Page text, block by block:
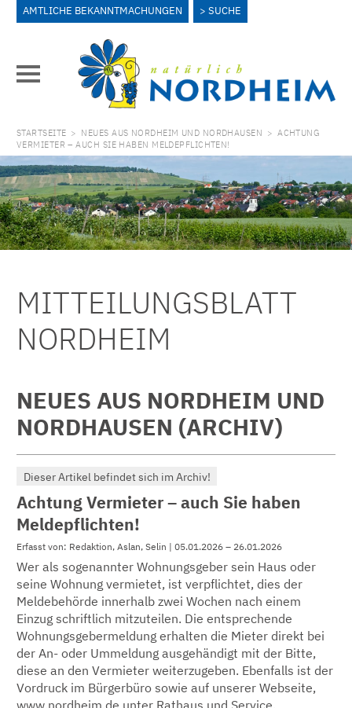
AMTLICHE BEKANNTMACHUNGEN SUCHE
STARTSEITE > NEUES AUS NORDHEIM UND NORDHAUSEN > ACHTUNG
VERMIETER – AUCH SIE HABEN MELDEPFLICHTEN!
MITTEILUNGSBLATT
NORDHEIM
NEUES AUS NORDHEIM UND
NORDHAUSEN (ARCHIV)
Dieser Artikel befindet sich im Archiv!
Achtung Vermieter – auch Sie haben
Meldepflichten!
Erfasst von: Redaktion, Aslan, Selin | 05.01.2026 – 26.01.2026
Wer als sogenannter Wohnungsgeber sein Haus oder
seine Wohnung vermietet, ist verpflichtet, dies der
Meldebehörde innerhalb zwei Wochen nach einem
Einzug schriftlich mitzuteilen. Die entsprechende
Wohnungsgebermeldung erhalten die Mieter direkt bei
der An- oder Ummeldung ausgehändigt mit der Bitte,
diese an den Vermieter weiterzugeben. Ebenfalls ist der
Vordruck im Bürgerbüro sowie auf unserer Webseite,
www.nordheim.de unter Rathaus und Service,